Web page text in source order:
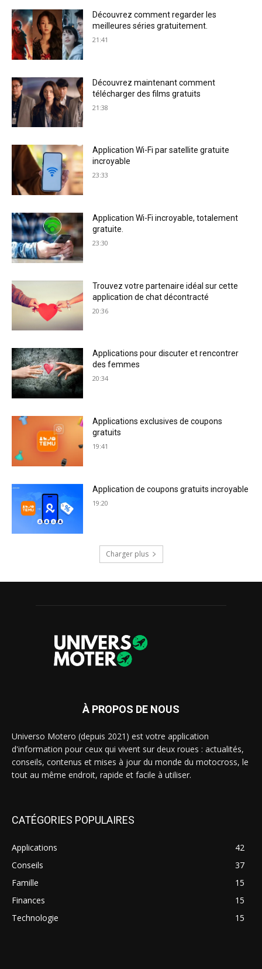
Découvrez comment regarder les
meilleures séries gratuitement.
21:41
Découvrez maintenant comment
télécharger des films gratuits
21:38
Application Wi-Fi par satellite gratuite
incroyable
23:33
Application Wi-Fi incroyable, totalement
gratuite.
23:30
Trouvez votre partenaire idéal sur cette
application de chat décontracté
20:36
Applications pour discuter et rencontrer
des femmes
20:34
Applications exclusives de coupons
gratuits
19:41
Application de coupons gratuits incroyable
19:20
Charger plus
À PROPOS DE NOUS
Universo Motero (depuis 2021) est votre application
d'information pour ceux qui vivent sur deux roues : actualités,
conseils, contenus et mises à jour du monde du motocross, le
tout au même endroit, rapide et facile à utiliser.
CATÉGORIES POPULAIRES
Applications
42
Conseils
37
Famille
15
Finances
15
Technologie
15